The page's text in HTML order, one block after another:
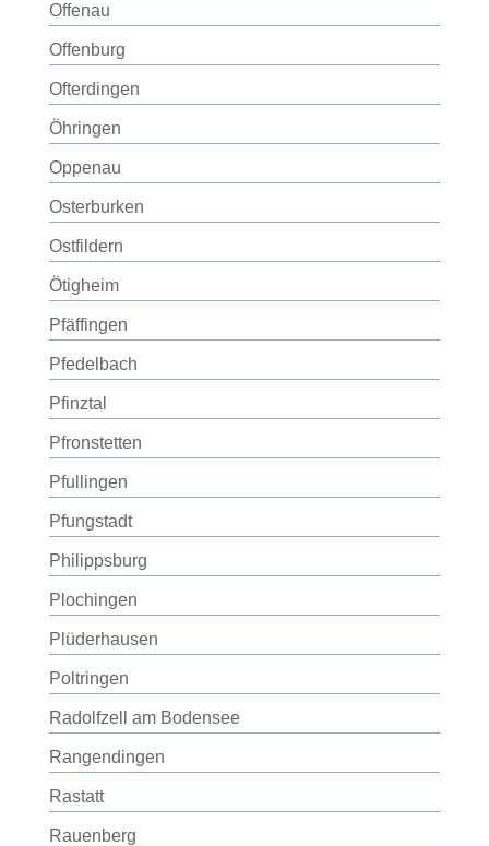
Offenau
Offenburg
Ofterdingen
Öhringen
Oppenau
Osterburken
Ostfildern
Ötigheim
Pfäffingen
Pfedelbach
Pfinztal
Pfronstetten
Pfullingen
Pfungstadt
Philippsburg
Plochingen
Plüderhausen
Poltringen
Radolfzell am Bodensee
Rangendingen
Rastatt
Rauenberg